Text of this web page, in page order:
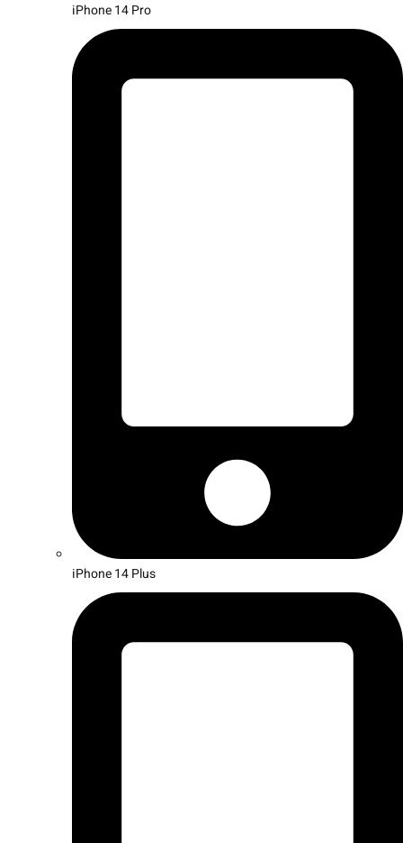
iPhone 14 Pro
iPhone 14 Plus